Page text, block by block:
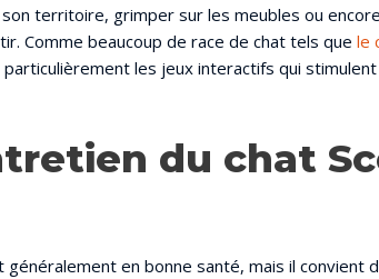
territoire, grimper sur les meubles ou
Comme beaucoup de race de chat tels que le
les jeux interactifs qui
du chat
généralement en bonne santé, mais il convient